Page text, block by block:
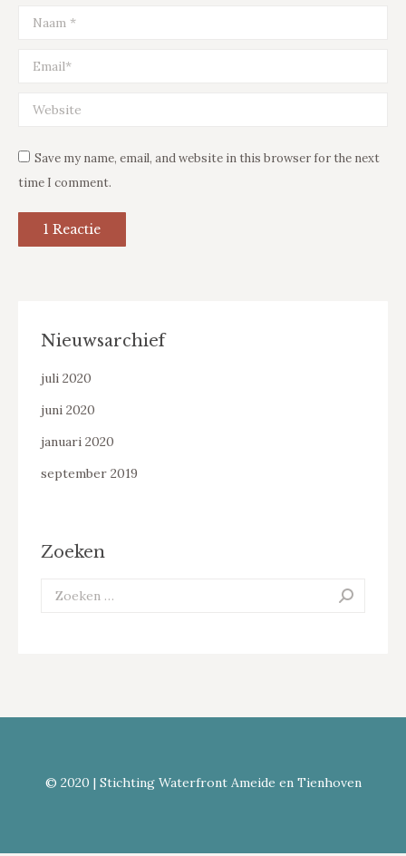
Naam *
Email *
Website
Save my name, email, and website in this browser for the next
time I comment.
1 Reactie
Nieuwsarchief
juli 2020
juni 2020
januari 2020
september 2019
Zoeken
Search:
© 2020 | Stichting Waterfront Ameide en Tienhoven